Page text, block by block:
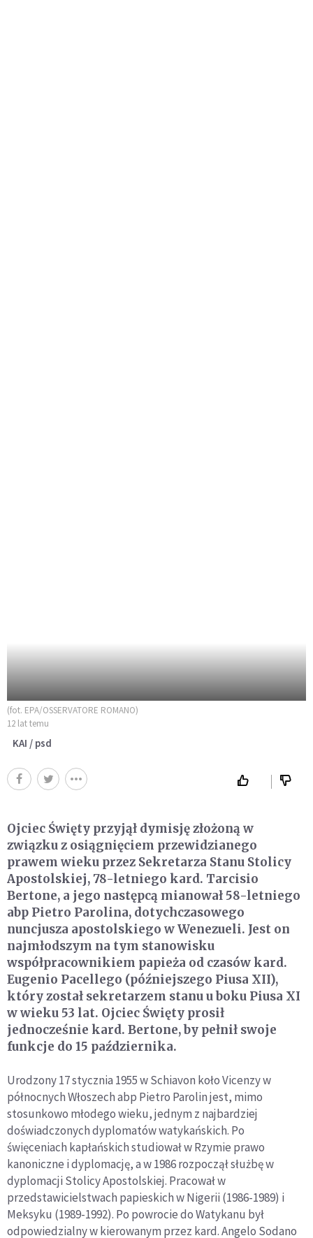
(fot. EPA/OSSERVATORE ROMANO)
12 lat temu
KAI / psd
Ojciec Święty przyjął dymisję złożoną w
związku z osiągnięciem przewidzianego
prawem wieku przez Sekretarza Stanu Stolicy
Apostolskiej, 78-letniego kard. Tarcisio
Bertone, a jego następcą mianował 58-letniego
abp Pietro Parolina, dotychczasowego
nuncjusza apostolskiego w Wenezueli. Jest on
najmłodszym na tym stanowisku
współpracownikiem papieża od czasów kard.
Eugenio Pacellego (późniejszego Piusa XII),
który został sekretarzem stanu u boku Piusa XI
w wieku 53 lat. Ojciec Święty prosił
jednocześnie kard. Bertone, by pełnił swoje
funkcje do 15 października.
Urodzony 17 stycznia 1955 w Schiavon koło Vicenzy w
północnych Włoszech abp Pietro Parolin jest, mimo
stosunkowo młodego wieku, jednym z najbardziej
doświadczonych dyplomatów watykańskich. Po
święceniach kapłańskich studiował w Rzymie prawo
kanoniczne i dyplomację, a w 1986 rozpoczął służbę w
dyplomacji Stolicy Apostolskiej. Pracował w
przedstawicielstwach papieskich w Nigerii (1986-1989) i
Meksyku (1989-1992). Po powrocie do Watykanu był
odpowiedzialny w kierowanym przez kard. Angelo Sodano